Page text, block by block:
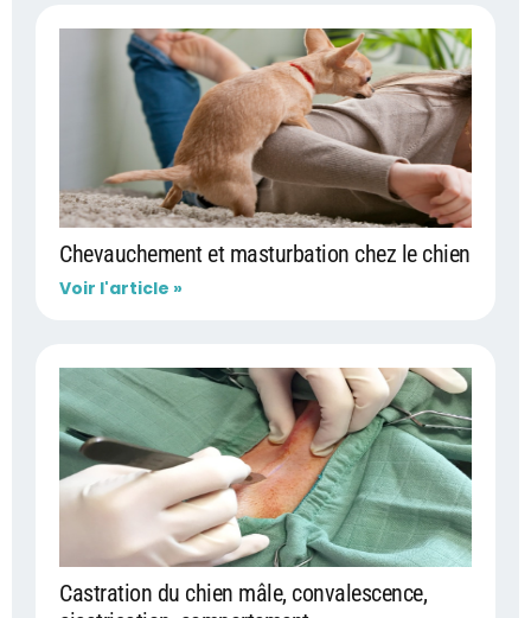
Chevauchement et masturbation chez le chien
Voir l'article »
Castration du chien mâle, convalescence,